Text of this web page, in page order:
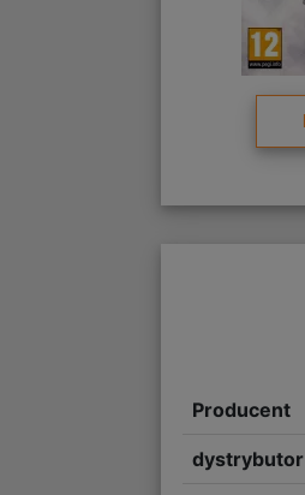
Producent
dystrybutor